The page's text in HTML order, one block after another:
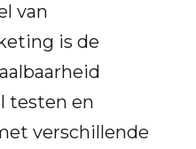
van
is de
testen en
verschillende